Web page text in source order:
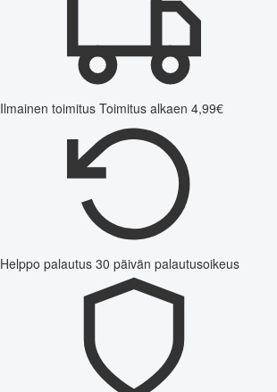
Ilmainen toimitus Toimitus alkaen 4,99€
Helppo palautus 30 päivän palautusoikeus